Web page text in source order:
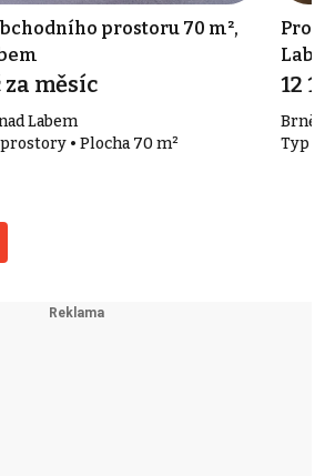
prostoru 70 m²,
za měsíc
Labem
• Plocha 70 m²
12
Typ